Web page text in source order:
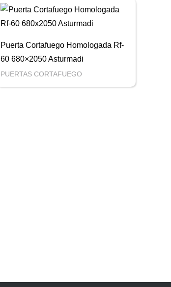
Puerta Cortafuego Homologada Rf-
60 680×2050 Asturmadi
PUERTAS CORTAFUEGO